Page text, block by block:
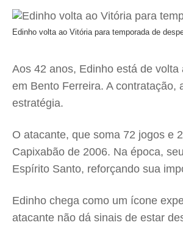
Edinho volta ao Vitória para temporada de
Aos 42 anos, Edinho está de
em Bento Ferreira. A
estratégia.
O atacante, que soma 72 jogos e
Capixabão de 2006. Na época,
Espírito Santo, reforçando sua
Edinho chega como um ícone
atacante não dá sinais de estar